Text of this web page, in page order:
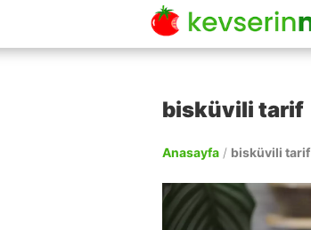
bisküvili tarif
Anasayfa / bisküvili tarif